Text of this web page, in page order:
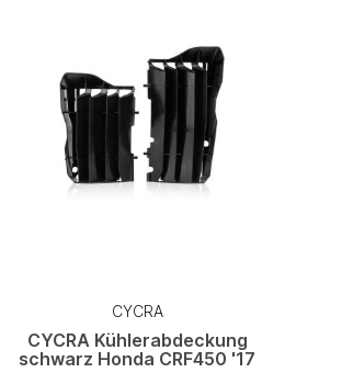
CYCRA
CYCRA Kühlerabdeckung
schwarz Honda CRF450 '17